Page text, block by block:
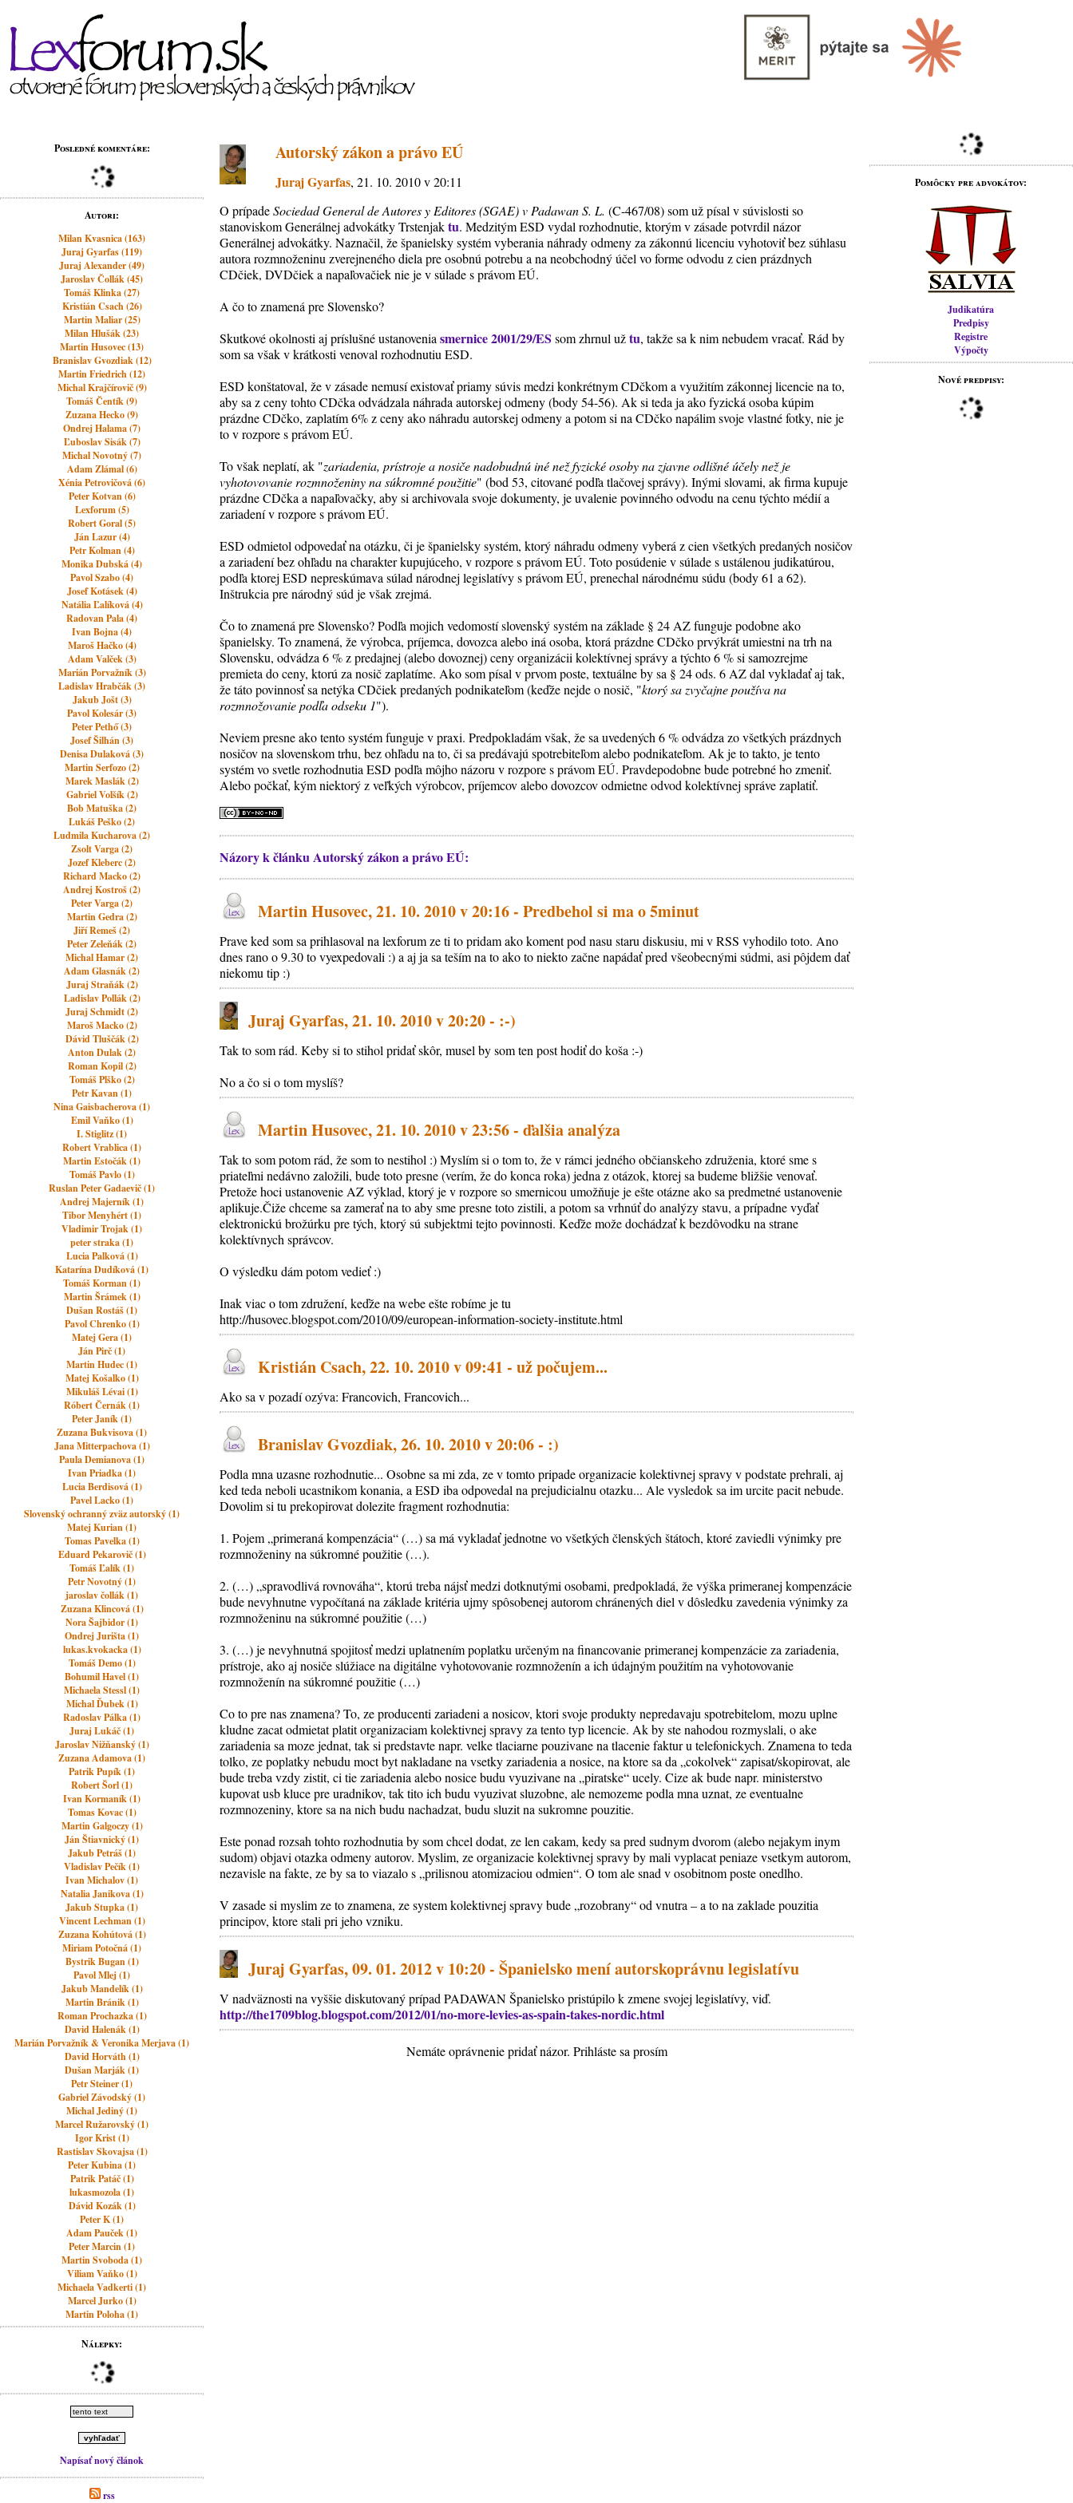
Posledné komentáre:
Autori:
Milan Kvasnica (163)
Juraj Gyarfas (119)
Juraj Alexander (49)
Jaroslav Čollák (45)
Tomáš Klinka (27)
Kristián Csach (26)
Martin Maliar (25)
Milan Hlušák (23)
Martin Husovec (13)
Branislav Gvozdiak (12)
Martin Friedrich (12)
Michal Krajčírovič (9)
Tomáš Čentík (9)
Zuzana Hecko (9)
Ondrej Halama (7)
Ľuboslav Sisák (7)
Michal Novotný (7)
Adam Zlámal (6)
Xénia Petrovičová (6)
Peter Kotvan (6)
Lexforum (5)
Robert Goral (5)
Ján Lazur (4)
Petr Kolman (4)
Monika Dubská (4)
Pavol Szabo (4)
Josef Kotásek (4)
Natália Ľalíková (4)
Radovan Pala (4)
Ivan Bojna (4)
Maroš Hačko (4)
Adam Valček (3)
Marián Porvažník (3)
Ladislav Hrabčák (3)
Jakub Jošt (3)
Pavol Kolesár (3)
Peter Pethő (3)
Josef Šilhán (3)
Denisa Dulaková (3)
Martin Serfozo (2)
Marek Maslák (2)
Gabriel Volšík (2)
Bob Matuška (2)
Lukáš Peško (2)
Ludmila Kucharova (2)
Zsolt Varga (2)
Jozef Kleberc (2)
Richard Macko (2)
Andrej Kostroš (2)
Peter Varga (2)
Martin Gedra (2)
Jiří Remeš (2)
Peter Zeleňák (2)
Michal Hamar (2)
Adam Glasnák (2)
Juraj Straňák (2)
Ladislav Pollák (2)
Juraj Schmidt (2)
Maroš Macko (2)
Dávid Tluščák (2)
Anton Dulak (2)
Roman Kopil (2)
Tomáš Plško (2)
Petr Kavan (1)
Nina Gaisbacherova (1)
Emil Vaňko (1)
I. Stiglitz (1)
Robert Vrablica (1)
Martin Estočák (1)
Tomáš Pavlo (1)
Ruslan Peter Gadaevič (1)
Andrej Majerník (1)
Tibor Menyhért (1)
Vladimir Trojak (1)
peter straka (1)
Lucia Palková (1)
Katarína Dudíková (1)
Tomáš Korman (1)
Martin Šrámek (1)
Dušan Rostáš (1)
Pavol Chrenko (1)
Matej Gera (1)
Ján Pirč (1)
Martin Hudec (1)
Matej Košalko (1)
Mikuláš Lévai (1)
Róbert Černák (1)
Peter Janík (1)
Zuzana Bukvisova (1)
Jana Mitterpachova (1)
Paula Demianova (1)
Ivan Priadka (1)
Lucia Berdisová (1)
Pavel Lacko (1)
Slovenský ochranný zväz autorský (1)
Matej Kurian (1)
Tomas Pavelka (1)
Eduard Pekarovič (1)
Tomáš Ľalík (1)
Petr Novotný (1)
jaroslav čollák (1)
Zuzana Klincová (1)
Nora Šajbidor (1)
Ondrej Jurišta (1)
lukas.kvokacka (1)
Tomáš Demo (1)
Bohumil Havel (1)
Michaela Stessl (1)
Michal Ďubek (1)
Radoslav Pálka (1)
Juraj Lukáč (1)
Jaroslav Nižňanský (1)
Zuzana Adamova (1)
Patrik Pupík (1)
Robert Šorl (1)
Ivan Kormaník (1)
Tomas Kovac (1)
Martin Galgoczy (1)
Ján Štiavnický (1)
Jakub Petráš (1)
Vladislav Pečík (1)
Ivan Michalov (1)
Natalia Janikova (1)
Jakub Stupka (1)
Vincent Lechman (1)
Zuzana Kohútová (1)
Miriam Potočná (1)
Bystrik Bugan (1)
Pavol Mlej (1)
Jakub Mandelík (1)
Martin Bránik (1)
Roman Prochazka (1)
David Halenák (1)
Marián Porvažník & Veronika Merjava (1)
David Horváth (1)
Dušan Marják (1)
Petr Steiner (1)
Gabriel Závodský (1)
Michal Jediný (1)
Marcel Ružarovský (1)
Igor Krist (1)
Rastislav Skovajsa (1)
Peter Kubina (1)
Patrik Patáč (1)
lukasmozola (1)
Dávid Kozák (1)
Peter K (1)
Adam Pauček (1)
Peter Marcin (1)
Martin Svoboda (1)
Viliam Vaňko (1)
Michaela Vadkerti (1)
Marcel Jurko (1)
Martin Poloha (1)
Nálepky:
Napísať nový článok
rss
Pomôcky pre advokátov:
Judikatúra
Predpisy
Registre
Výpočty
Nové predpisy:
Autorský zákon a právo EÚ
Juraj Gyarfas, 21. 10. 2010 v 20:11
O prípadeSociedad General de Autores y Editores (SGAE) v Padawan S. L. (C-467/08) som už písal v súvislosti so
stanoviskom Generálnej advokátky Trstenjaktu. Medzitým ESD vydal rozhodnutie, ktorým v zásade potvrdil názor
Generálnej advokátky. Naznačil, že španielsky systém vyberania náhrady odmeny za zákonnú licenciu vyhotoviť bez súhlasu
autora rozmnoženinu zverejneného diela pre osobnú potrebu a na neobchodný účel vo forme odvodu z cien prázdnych
CDčiek, DVDčiek a napaľovačiek nie je v súlade s právom EÚ.
A čo to znamená pre Slovensko?
Skutkové okolnosti aj príslušné ustanoveniasmernice 2001/29/ES som zhrnul užtu, takže sa k nim nebudem vracať. Rád by
som sa však v krátkosti venoval rozhodnutiu ESD.
ESD konštatoval, že v zásade nemusí existovať priamy súvis medzi konkrétnym CDčkom a využitím zákonnej licencie na to,
aby sa z ceny tohto CDčka odvádzala náhrada autorskej odmeny (body 54-56). Ak si teda ja ako fyzická osoba kúpim
prázdne CDčko, zaplatím 6% z ceny ako náhradu autorskej odmeny a potom si na CDčko napálim svoje vlastné fotky, nie je
to v rozpore s právom EÚ.
To však neplatí, ak "zariadenia, prístroje a nosiče nadobudnú iné než fyzické osoby na zjavne odlišné účely než je
vyhotovovanie rozmnoženiny na súkromné použitie" (bod 53, citované podľa tlačovej správy). Inými slovami, ak firma kupuje
prázdne CDčka a napaľovačky, aby si archivovala svoje dokumenty, je uvalenie povinného odvodu na cenu týchto médií a
zariadení v rozpore s právom EÚ.
ESD odmietol odpovedať na otázku, či je španielsky systém, ktorý náhradu odmeny vyberá z cien všetkých predaných nosičov
a zariadení bez ohľadu na charakter kupujúceho, v rozpore s právom EÚ. Toto posúdenie v súlade s ustálenou judikatúrou,
podľa ktorej ESD nepreskúmava súlad národnej legislatívy s právom EÚ, prenechal národnému súdu (body 61 a 62).
Inštrukcia pre národný súd je však zrejmá.
Čo to znamená pre Slovensko? Podľa mojich vedomostí slovenský systém na základe § 24 AZ funguje podobne ako
španielsky. To znamená, že výrobca, príjemca, dovozca alebo iná osoba, ktorá prázdne CDčko prvýkrát umiestni na trh na
Slovensku, odvádza 6 % z predajnej (alebo dovoznej) ceny organizácii kolektívnej správy a týchto 6 % si samozrejme
premieta do ceny, ktorú za nosič zaplatíme. Ako som písal v prvom poste, textuálne by sa § 24 ods. 6 AZ dal vykladať aj tak,
že táto povinnosť sa netýka CDčiek predaných podnikateľom (keďže nejde o nosič, "ktorý sa zvyčajne používa na
rozmnožovanie podľa odseku 1").
Neviem presne ako tento systém funguje v praxi. Predpokladám však, že sa uvedených 6 % odvádza zo všetkých prázdnych
nosičov na slovenskom trhu, bez ohľadu na to, či sa predávajú spotrebiteľom alebo podnikateľom. Ak je to takto, je tento
systém vo svetle rozhodnutia ESD podľa môjho názoru v rozpore s právom EÚ. Pravdepodobne bude potrebné ho zmeniť.
Alebo počkať, kým niektorý z veľkých výrobcov, príjemcov alebo dovozcov odmietne odvod kolektívnej správe zaplatiť.
Názory k článku Autorský zákon a právo EÚ:
Martin Husovec, 21. 10. 2010 v 20:16 - Predbehol si ma o 5minut
Prave ked som sa prihlasoval na lexforum ze ti to pridam ako koment pod nasu staru diskusiu, mi v RSS vyhodilo toto. Ano
dnes rano o 9.30 to vyexpedovali :) a aj ja sa teším na to ako to niekto začne napádať pred všeobecnými súdmi, asi pôjdem dať
niekomu tip :)
Juraj Gyarfas, 21. 10. 2010 v 20:20 - :-)
Tak to som rád. Keby si to stihol pridať skôr, musel by som ten post hodiť do koša :-)
No a čo si o tom myslíš?
Martin Husovec, 21. 10. 2010 v 23:56 - ďalšia analýza
Tak to som potom rád, že som to nestihol :) Myslím si o tom to, že v rámci jedného občianskeho združenia, ktoré sme s
priateľmi nedávno založili, bude toto presne (verím, že do konca roka) jedna z otázok, ktorej sa budeme bližšie venovať.
Pretože hoci ustanovenie AZ výklad, ktorý je v rozpore so smernicou umožňuje je ešte otázne ako sa predmetné ustanovenie
aplikuje.Čiže chceme sa zamerať na to aby sme presne toto zistili, a potom sa vrhnúť do analýzy stavu, a prípadne vyďať
elektronickú brožúrku pre tých, ktorý sú subjektmi tejto povinnosti. Keďže može dochádzať k bezdôvodku na strane
kolektívnych správcov.
O výsledku dám potom vedieť :)
Inak viac o tom združení, keďže na webe ešte robíme je tu
http://husovec.blogspot.com/2010/09/european-information-society-institute.html
Kristián Csach, 22. 10. 2010 v 09:41 - už počujem...
Ako sa v pozadí ozýva: Francovich, Francovich...
Branislav Gvozdiak, 26. 10. 2010 v 20:06 - :)
Podla mna uzasne rozhodnutie... Osobne sa mi zda, ze v tomto pripade organizacie kolektivnej spravy v podstate prehrali, aj
ked teda neboli ucastnikom konania, a ESD iba odpovedal na prejudicialnu otazku... Ale vysledok sa im urcite pacit nebude.
Dovolim si tu prekopirovat dolezite fragment rozhodnutia:
1. Pojem „primeraná kompenzácia“ (…) sa má vykladať jednotne vo všetkých členských štátoch, ktoré zaviedli výnimky pre
rozmnoženiny na súkromné použitie (…).
2. (…) „spravodlivá rovnováha“, ktorú treba nájsť medzi dotknutými osobami, predpokladá, že výška primeranej kompenzácie
bude nevyhnutne vypočítaná na základe kritéria ujmy spôsobenej autorom chránených diel v dôsledku zavedenia výnimky za
rozmnoženinu na súkromné použitie (…)
3. (…) je nevyhnutná spojitosť medzi uplatnením poplatku určeným na financovanie primeranej kompenzácie za zariadenia,
prístroje, ako aj nosiče slúžiace na digitálne vyhotovovanie rozmnoženín a ich údajným použitím na vyhotovovanie
rozmnoženín na súkromné použitie (…)
Co to pre nas znamena? To, ze producenti zariadeni a nosicov, ktori svoje produkty nepredavaju spotrebitelom, mozu uplne
kludne zacat odmietat platit organizaciam kolektivnej spravy za tento typ licencie. Ak by ste nahodou rozmyslali, o ake
zariadenia sa moze jednat, tak si predstavte napr. velke tlaciarne pouzivane na tlacenie faktur u telefonickych. Znamena to teda
tolko, ze poplatky nebudu moct byt nakladane na vsetky zariadenia a nosice, na ktore sa da „cokolvek“ zapisat/skopirovat, ale
bude treba vzdy zistit, ci tie zariadenia alebo nosice budu vyuzivane na „piratske“ ucely. Cize ak bude napr. ministerstvo
kupovat usb kluce pre uradnikov, tak tito ich budu vyuzivat sluzobne, ale nemozeme podla mna uznat, ze eventualne
rozmnozeniny, ktore sa na nich budu nachadzat, budu sluzit na sukromne pouzitie.
Este ponad rozsah tohto rozhodnutia by som chcel dodat, ze len cakam, kedy sa pred sudnym dvorom (alebo nejakym inym
sudom) objavi otazka odmeny autorov. Myslim, ze organizacie kolektivnej spravy by mali vyplacat peniaze vsetkym autorom,
nezavisle na fakte, ze by sa to viazalo s „prilisnou atomizaciou odmien“. O tom ale snad v osobitnom poste onedlho.
V zasade si myslim ze to znamena, ze system kolektivnej spravy bude „rozobrany“ od vnutra – a to na zaklade pouzitia
principov, ktore stali pri jeho vzniku.
Juraj Gyarfas, 09. 01. 2012 v 10:20 - Španielsko mení autorskoprávnu legislatívu
V nadväznosti na vyššie diskutovaný prípad PADAWAN Španielsko pristúpilo k zmene svojej legislatívy, viď.
http://the1709blog.blogspot.com/2012/01/no-more-levies-as-spain-takes-nordic.html
Nemáte oprávnenie pridať názor. Prihláste sa prosím